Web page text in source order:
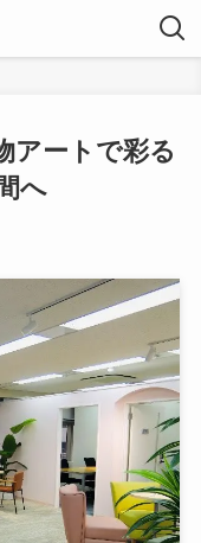
アートで彩る
へ